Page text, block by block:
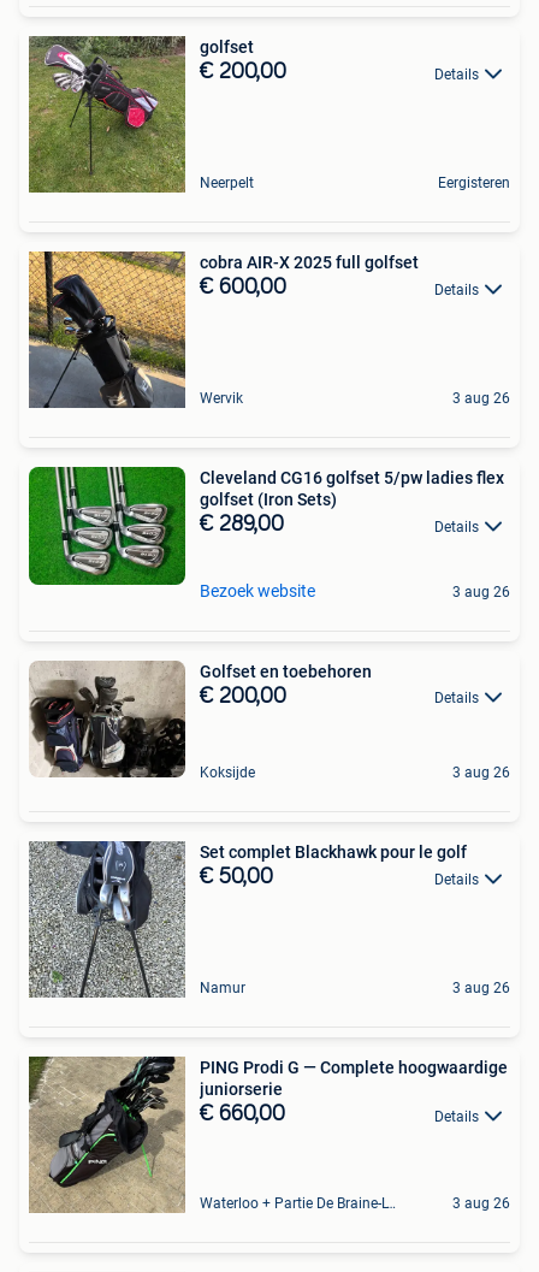
golfset
€ 200,00 Details
Neerpelt Eergisteren
cobra AIR-X 2025 full golfset
€ 600,00 Details
Wervik 3 aug 26
Cleveland CG16 golfset 5/pw ladies flex
golfset (Iron Sets)
€ 289,00 Details
Bezoek website 3 aug 26
Golfset en toebehoren
€ 200,00 Details
Koksijde 3 aug 26
Set complet Blackhawk pour le golf
€ 50,00 Details
Namur 3 aug 26
PING Prodi G — Complete hoogwaardige
juniorserie
€ 660,00 Details
Waterloo + Partie De Braine-L'Alleud, De Ohain 3 aug 26